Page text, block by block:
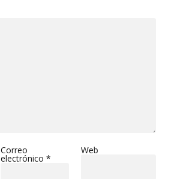
Correo
electrónico *
Web